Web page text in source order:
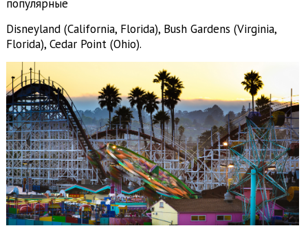
популярные
Disneyland (California, Florida), Bush Gardens (Virginia,
Florida), Cedar Point (Ohio).